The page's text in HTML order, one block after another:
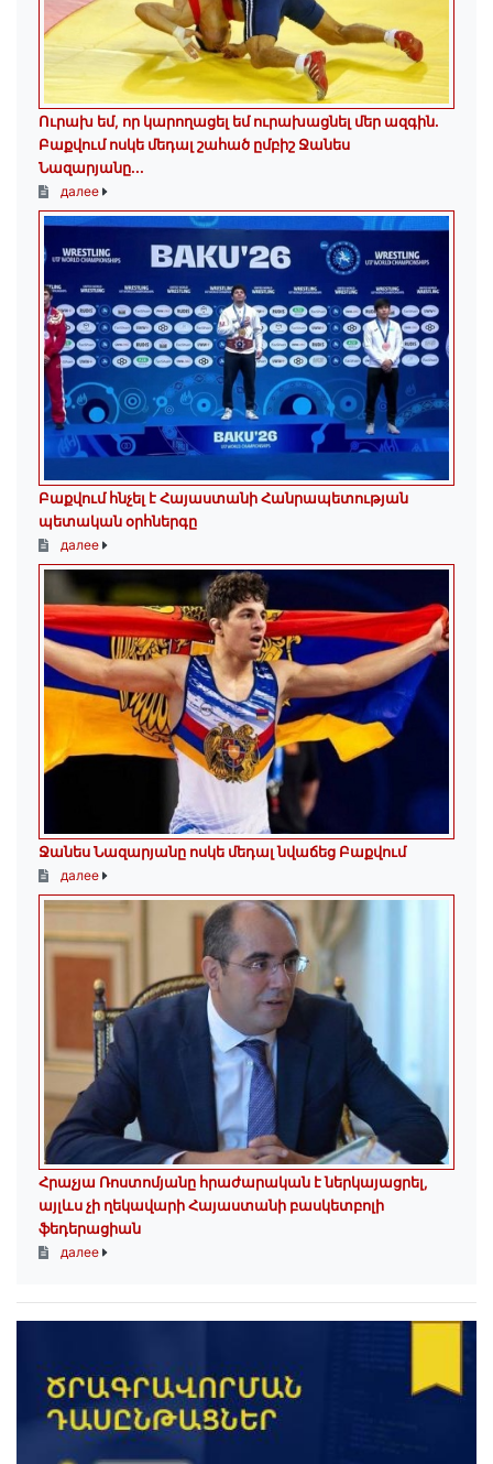
Ուրախ եմ, որ կարողացել եմ ուրախացնել մեր ազգին.
Բաքվում ոսկե մեդալ շահած ըմբիշ Ջանես
Նազարյանը...
далее
Բաքվում հնչել է Հայաստանի Հանրապետության
պետական օրհներգը
далее
Ջանես Նազարյանը ոսկե մեդալ նվաճեց Բաքվում
далее
Հրաչյա Ռոստոմյանը հրաժարական է ներկայացրել,
այլևս չի ղեկավարի Հայաստանի բասկետբոլի
ֆեդերացիան
далее